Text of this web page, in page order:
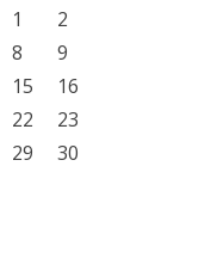
1
2
8
9
15
16
22
23
29
30